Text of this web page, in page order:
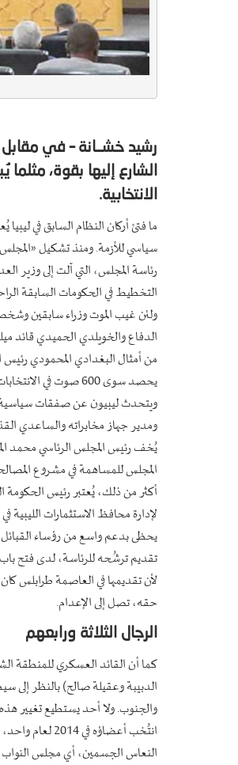
رشيد خشــانة – في
الانتخابية.
ما فتئ أركان النظام السابق في
رئاسة المجلس، التي آلت إلى وزير
التخطيط في الحكومات السابقة
ولئن غيب الموت وزراء سابقين
الدفاع والخويلدي الحميدي قائد
يحصد سوى 600 صوت في الانتخابات النيابية.
ويتحدث ليبيون عن صفقات سياسية،
ومدير جهاز مخابراته والساعدي
يُخف رئيس المجلس الرئاسي محمد
المجلس للمساهمة في مشروع
لإدارة محافظ الاستثمارات
يحظى بدعم واسع من رؤساء القبائل
تقديم ترشُحه للرئاسة، لدى فتح
لأن تقديمها في العاصمة طرابلس
حقه، تصل إلى الإعدام.
الرجال الثلاثة ورابعهم
كما أن القائد العسكري للمنطقة
الدبيبة وعقيلة صالح) بالنظر
والجنوب. ولا أحد يستطيع تغيير
انتُخب
النعاس الجسمين، أي مجلس النواب